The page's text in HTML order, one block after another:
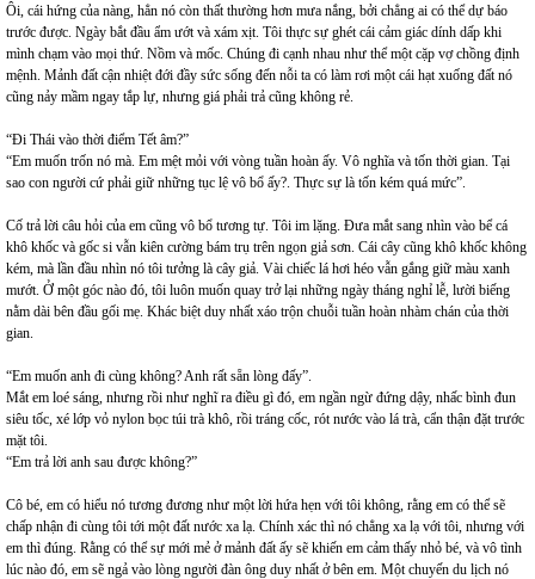
Ôi, cái hứng của nàng, hẳn nó còn thất thường hơn mưa nắng, bởi chẳng ai có thể dự báo
trước được. Ngày bắt đầu ẩm ướt và xám xịt. Tôi thực sự ghét cái cảm giác dính dấp khi
mình chạm vào mọi thứ. Nồm và mốc. Chúng đi cạnh nhau như thể một cặp vợ chồng định
mệnh. Mảnh đất cận nhiệt đới đầy sức sống đến nỗi ta có làm rơi một cái hạt xuống đất nó
cũng nảy mầm ngay tắp lự, nhưng giá phải trả cũng không rẻ.
“Đi Thái vào thời điểm Tết âm?”
“Em muốn trốn nó mà. Em mệt mỏi với vòng tuần hoàn ấy. Vô nghĩa và tốn thời gian. Tại
sao con người cứ phải giữ những tục lệ vô bổ ấy?. Thực sự là tốn kém quá mức”.
Cố trả lời câu hỏi của em cũng vô bổ tương tự. Tôi im lặng. Đưa mắt sang nhìn vào bể cá
khô khốc và gốc si vẫn kiên cường bám trụ trên ngọn giả sơn. Cái cây cũng khô khốc không
kém, mà lần đầu nhìn nó tôi tưởng là cây giả. Vài chiếc lá hơi héo vẫn gắng giữ màu xanh
mướt. Ở một góc nào đó, tôi luôn muốn quay trở lại những ngày tháng nghỉ lễ, lười biếng
nằm dài bên đầu gối mẹ. Khác biệt duy nhất xáo trộn chuỗi tuần hoàn nhàm chán của thời
gian.
“Em muốn anh đi cùng không? Anh rất sẵn lòng đấy”.
Mắt em loé sáng, nhưng rồi như nghĩ ra điều gì đó, em ngần ngừ đứng dậy, nhấc bình đun
siêu tốc, xé lớp vỏ nylon bọc túi trà khô, rồi tráng cốc, rót nước vào lá trà, cẩn thận đặt trước
mặt tôi.
“Em trả lời anh sau được không?”
Cô bé, em có hiểu nó tương đương như một lời hứa hẹn với tôi không, rằng em có thể sẽ
chấp nhận đi cùng tôi tới một đất nước xa lạ. Chính xác thì nó chẳng xa lạ với tôi, nhưng với
em thì đúng. Rằng có thể sự mới mẻ ở mảnh đất ấy sẽ khiến em cảm thấy nhỏ bé, và vô tình
lúc nào đó, em sẽ ngả vào lòng người đàn ông duy nhất ở bên em. Một chuyến du lịch nó